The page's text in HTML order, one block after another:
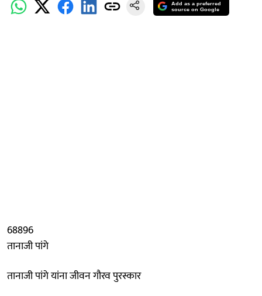
Add as a preferred
source on Google
68896
तानाजी पांगे
तानाजी पांगे यांना जीवन गौरव पुरस्कार